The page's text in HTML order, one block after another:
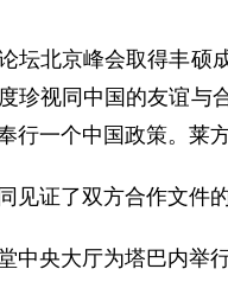
北京峰会取得丰硕
珍视同中国的友谊与
行一个中国政策。莱
证了双方合作文件的
央大厅为塔巴内举行